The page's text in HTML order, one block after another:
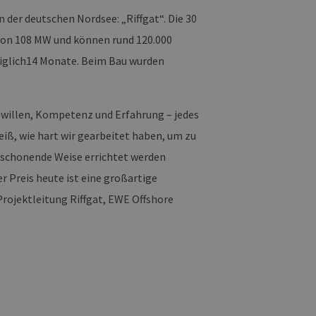
deutschen Nordsee: „Riffgat“. Die 30
108 MW und können rund 120.000
Monate. Beim Bau wurden
Kompetenz und Erfahrung – jedes
wie hart wir gearbeitet haben, um zu
Weise errichtet werden
Preis heute ist eine großartige
Riffgat, EWE Offshore
der PHP-Sprache
Verwalten von
handelt es sich
jedoch die
um die
Das Cookie-
funktionieren.
und Bots zu
gültige Berichte über
interagiert, alle